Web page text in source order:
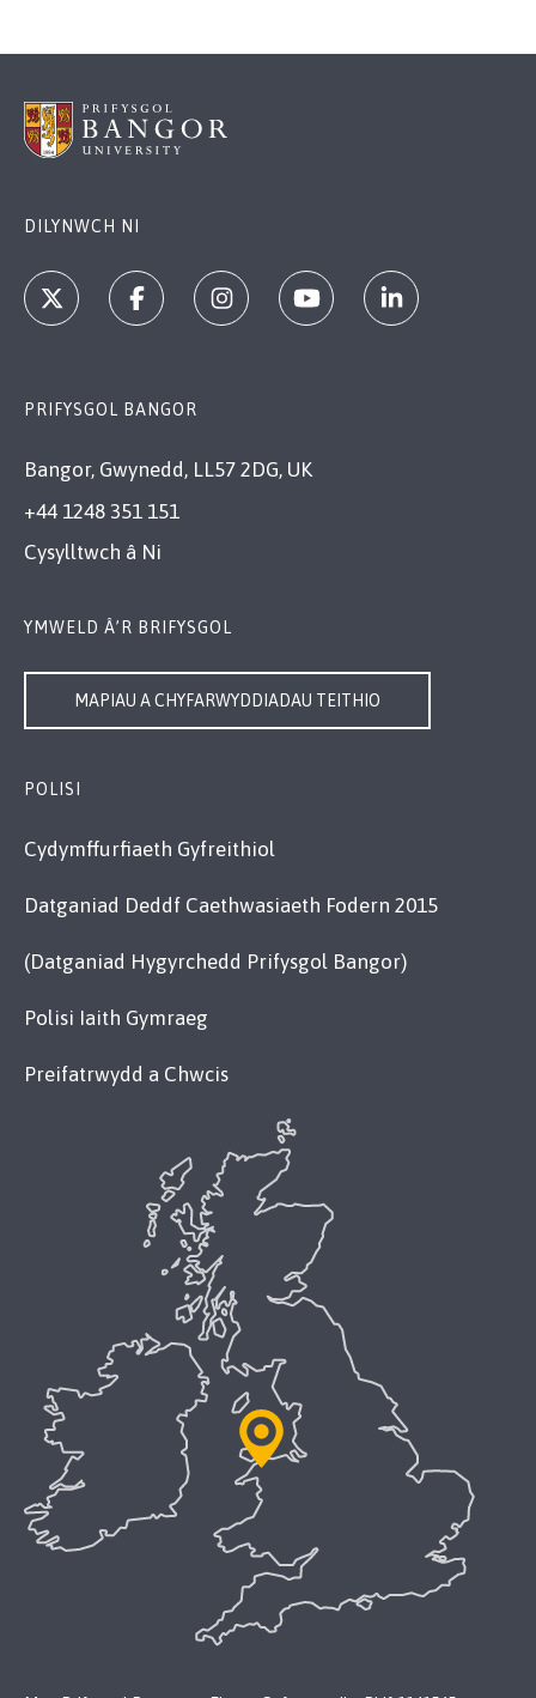
DILYNWCH NI
PRIFYSGOL BANGOR
Bangor, Gwynedd, LL57 2DG, UK
+44 1248 351 151
Cysylltwch â Ni
YMWELD Â’R BRIFYSGOL
MAPIAU A CHYFARWYDDIADAU TEITHIO
POLISI
Cydymffurfiaeth Gyfreithiol
Datganiad Deddf Caethwasiaeth Fodern 2015
(Datganiad Hygyrchedd Prifysgol Bangor)
Polisi Iaith Gymraeg
Preifatrwydd a Chwcis